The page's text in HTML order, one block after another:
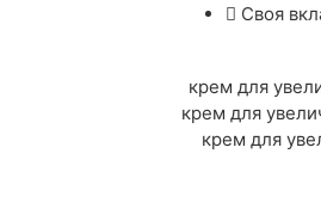
Своя
крем для
крем для
крем для